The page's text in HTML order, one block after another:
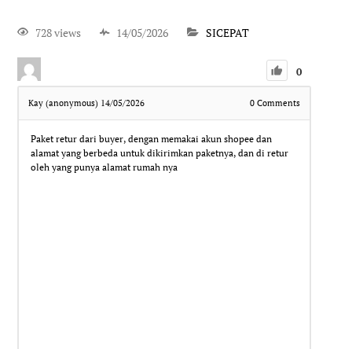
728 views 14/05/2026 SICEPAT
0
Kay (anonymous) 14/05/2026 0Comments
Paket retur dari buyer, dengan memakai akun shopee dan
alamat yang berbeda untuk dikirimkan paketnya, dan di retur
oleh yang punya alamat rumah nya